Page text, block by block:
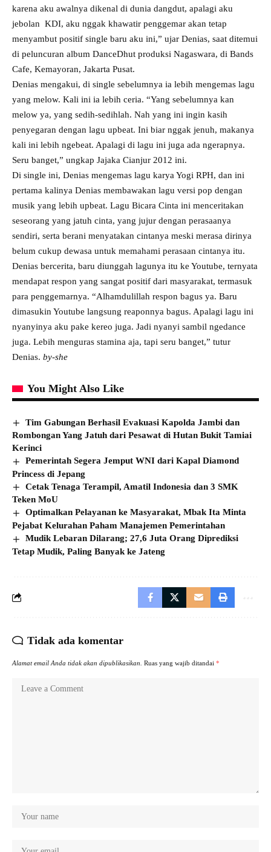
karena aku awalnya dikenal di dunia dangdut, apalagi aku
jebolan KDI, aku nggak khawatir penggemar akan tetap
menyambut positif single baru aku ini,” ujar Denias, saat ditemui
di peluncuran album DanceDhut produksi Nagaswara, di Bands
Cafe, Kemayoran, Jakarta Pusat.
Denias mengakui, di single sebelumnya ia lebih mengemas lagu
yang melow. Kali ini ia lebih ceria. “Yang sebelumnya kan
melow ya, yang sedih-sedihlah. Nah yang ini ingin kasih
penyegaran dengan lagu upbeat. Ini biar nggak jenuh, makanya
kali ini lebih ngebeat. Apalagi di lagu ini juga ada ngerapnya.
Seru banget,” ungkap Jajaka Cianjur 2012 ini.
Di single ini, Denias mengemas lagu karya Yogi RPH, dan ini
pertama kalinya Denias membawakan lagu versi pop dengan
musik yang lebih upbeat. Lagu Bicara Cinta ini menceritakan
seseorang yang jatuh cinta, yang jujur dengan perasaanya
sendiri, serta berani menyatakan cintanya meski merasa dirinya
belum cukup dewasa untuk memahami perasaan cintanya itu.
Denias bercerita, baru diunggah lagunya itu ke Youtube, ternyata
mendapat respon yang sangat positif dari masyarakat, termasuk
para penggemarnya. “Alhamdulillah respon bagus ya. Baru
dimasukin Youtube langsung reaponnya bagus. Apalagi lagu ini
nyanyinya aku pake kereo juga. Jadi nyanyi sambil ngedance
juga. Lebih menguras stamina aja, tapi seru banget,” tutur
Denias. by-she
You Might Also Like
Tim Gabungan Berhasil Evakuasi Kapolda Jambi dan
Rombongan Yang Jatuh dari Pesawat di Hutan Bukit Tamiai
Kerinci
Pemerintah Segera Jemput WNI dari Kapal Diamond
Princess di Jepang
Cetak Tenaga Terampil, Amatil Indonesia dan 3 SMK
Teken MoU
Optimalkan Pelayanan ke Masyarakat, Mbak Ita Minta
Pejabat Kelurahan Paham Manajemen Pemerintahan
Mudik Lebaran Dilarang; 27,6 Juta Orang Diprediksi
Tetap Mudik, Paling Banyak ke Jateng
Tidak ada komentar
Alamat email Anda tidak akan dipublikasikan. Ruas yang wajib ditandai *